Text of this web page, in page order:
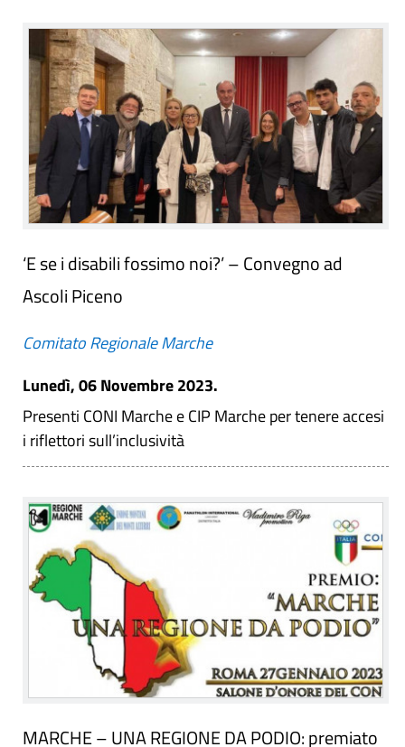
‘E se i disabili fossimo noi?’ – Convegno ad
Ascoli Piceno
Comitato Regionale Marche
Lunedì, 06 Novembre 2023.
Presenti CONI Marche e CIP Marche per tenere accesi
i riflettori sull’inclusività
MARCHE – UNA REGIONE DA PODIO: premiato